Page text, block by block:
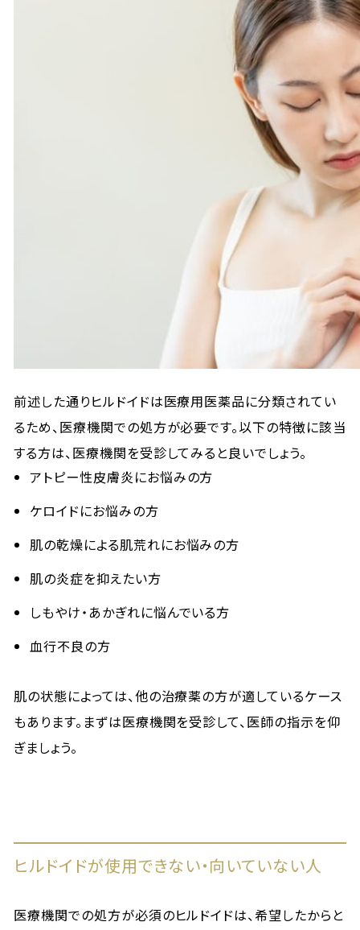
前述した通りヒルドイドは医療用医薬品に分類されてい
るため、医療機関での処方が必要です。以下の特徴に該当
する方は、医療機関を受診してみると良いでしょう。
アトピー性皮膚炎にお悩みの方
ケロイドにお悩みの方
肌の乾燥による肌荒れにお悩みの方
肌の炎症を抑えたい方
しもやけ・あかぎれに悩んでいる方
血行不良の方
肌の状態によっては、他の治療薬の方が適しているケース
もあります。まずは医療機関を受診して、医師の指示を仰
ぎましょう。
ヒルドイドが使用できない・向いていない人
医療機関での処方が必須のヒルドイドは、希望したからと